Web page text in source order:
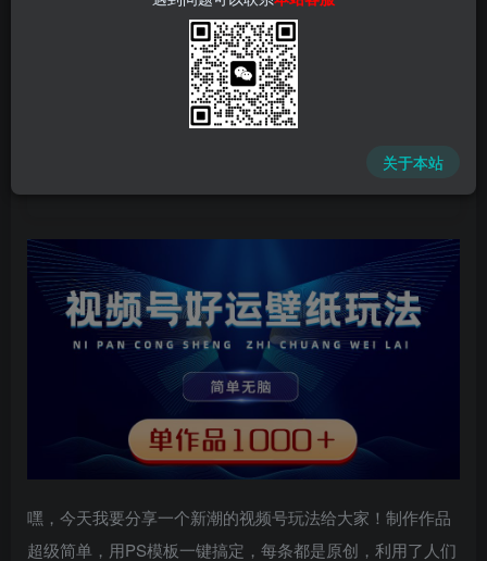
嘿，今天我要分享一个新潮的视频号玩法给大家！制作作品
超级简单，用PS模板一键搞定，每条都是原创，利用了人们
关于本站